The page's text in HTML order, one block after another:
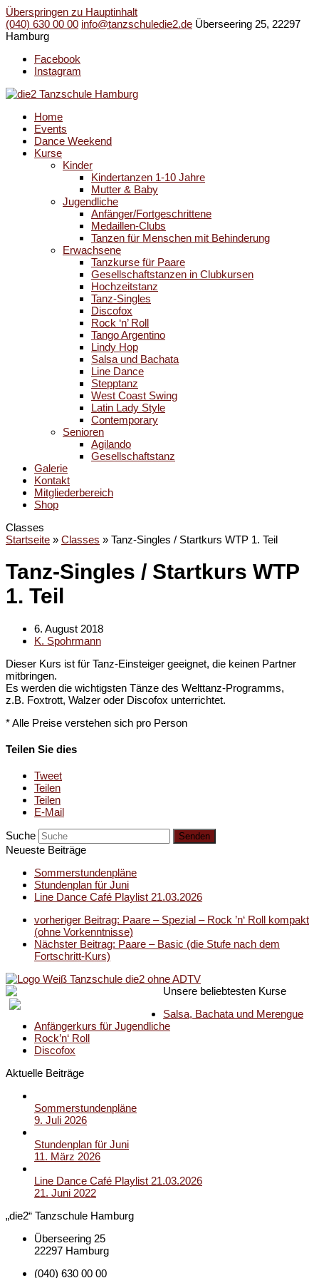
Überspringen zu Hauptinhalt
(040) 630 00 00 info@tanzschuledie2.de Überseering 25, 22297
Hamburg
Facebook
Instagram
Home
Events
Dance Weekend
Kurse
Kinder
Kindertanzen 1-10 Jahre
Mutter & Baby
Jugendliche
Anfänger/Fortgeschrittene
Medaillen-Clubs
Tanzen für Menschen mit Behinderung
Erwachsene
Tanzkurse für Paare
Gesellschaftstanzen in Clubkursen
Hochzeitstanz
Tanz-Singles
Discofox
Rock ‘n’ Roll
Tango Argentino
Lindy Hop
Salsa und Bachata
Line Dance
Stepptanz
West Coast Swing
Latin Lady Style
Contemporary
Senioren
Agilando
Gesellschaftstanz
Galerie
Kontakt
Mitgliederbereich
Shop
Classes
Startseite » Classes » Tanz-Singles / Startkurs WTP 1. Teil
Tanz-Singles / Startkurs WTP
1. Teil
6. August 2018
K. Spohrmann
Dieser Kurs ist für Tanz-Einsteiger geeignet, die keinen Partner
mitbringen.
Es werden die wichtigsten Tänze des Welttanz-Programms,
z.B. Foxtrott, Walzer oder Discofox unterrichtet.
* Alle Preise verstehen sich pro Person
Teilen Sie dies
Tweet
Teilen
Teilen
E-Mail
Suche
Senden
Neueste Beiträge
Sommerstundenpläne
Stundenplan für Juni
Line Dance Café Playlist 21.03.2026
vorheriger Beitrag: Paare – Spezial – Rock ’n‘ Roll kompakt
(ohne Vorkenntnisse)
Nächster Beitrag: Paare – Basic (die Stufe nach dem
Fortschritt-Kurs)
Unsere beliebtesten Kurse
Salsa, Bachata und Merengue
Anfängerkurs für Jugendliche
Rock’n‘ Roll
Discofox
Aktuelle Beiträge
Sommerstundenpläne
9. Juli 2026
Stundenplan für Juni
11. März 2026
Line Dance Café Playlist 21.03.2026
21. Juni 2022
„die2“ Tanzschule Hamburg
Überseering 25
22297 Hamburg
(040) 630 00 00